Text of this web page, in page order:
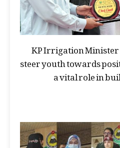
KP Irrigation
steer youth towards
a vital role in